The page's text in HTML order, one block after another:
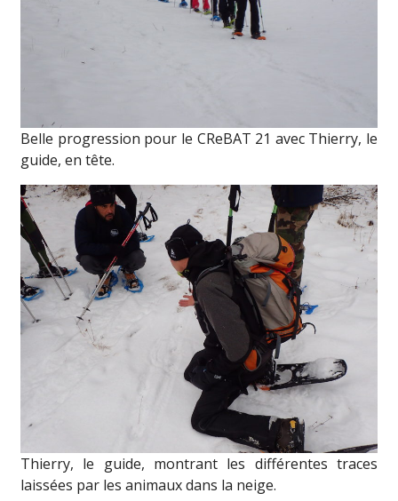
Belle progression pour le CReBAT 21 avec Thierry, le
guide, en tête.
Thierry, le guide, montrant les différentes traces
laissées par les animaux dans la neige.